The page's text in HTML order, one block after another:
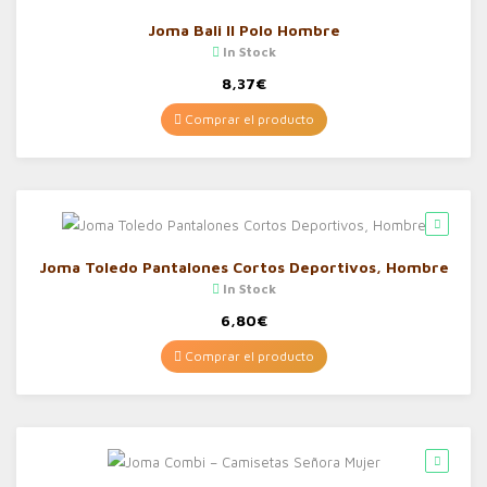
Joma Bali II Polo Hombre
In Stock
8,37€
Comprar el producto
Joma Toledo Pantalones Cortos Deportivos, Hombre
In Stock
6,80€
Comprar el producto